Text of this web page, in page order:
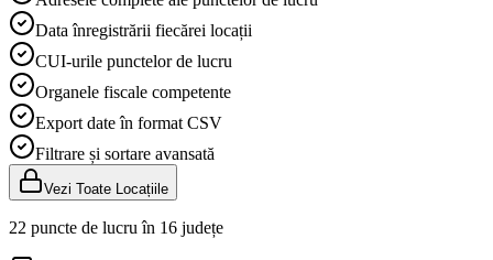
Data înregistrării fiecărei locații
CUI-urile punctelor de lucru
Organele fiscale competente
Export date în format CSV
Filtrare și sortare avansată
Vezi Toate Locațiile
22 puncte de lucru în 16 județe